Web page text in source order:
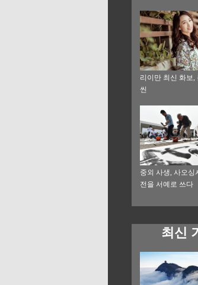
리이만 최신 화보,
씬
중외 사생, 사오싱
전을 서예로 쓰다
최신